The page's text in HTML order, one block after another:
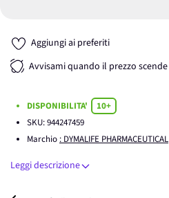
Aggiungi ai preferiti
Avvisami quando il prezzo scende
DISPONIBILITA'
10+
SKU:944247459
Marchio : DYMALIFE PHARMACEUTICAL
Leggi descrizione